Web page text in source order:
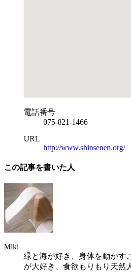
電話番号
075-821-1466
URL
http://www.shinsenen.org/
この記事を書いた人
Miki
緑と海が好き、身体を動かす
が大好き、食欲もりもり天然